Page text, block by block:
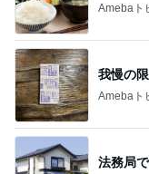
Amebaト
我慢の
Amebaト
法務局